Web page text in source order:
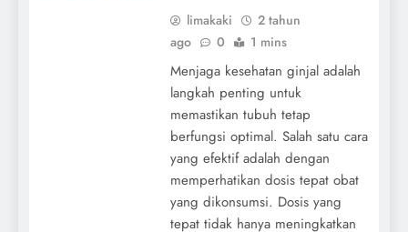
limakaki
2 tahun
ago
0 1 mins
Menjaga kesehatan ginjal adalah
langkah penting untuk
memastikan tubuh tetap
berfungsi optimal. Salah satu cara
yang efektif adalah dengan
memperhatikan dosis tepat obat
yang dikonsumsi. Dosis yang
tepat tidak hanya meningkatkan